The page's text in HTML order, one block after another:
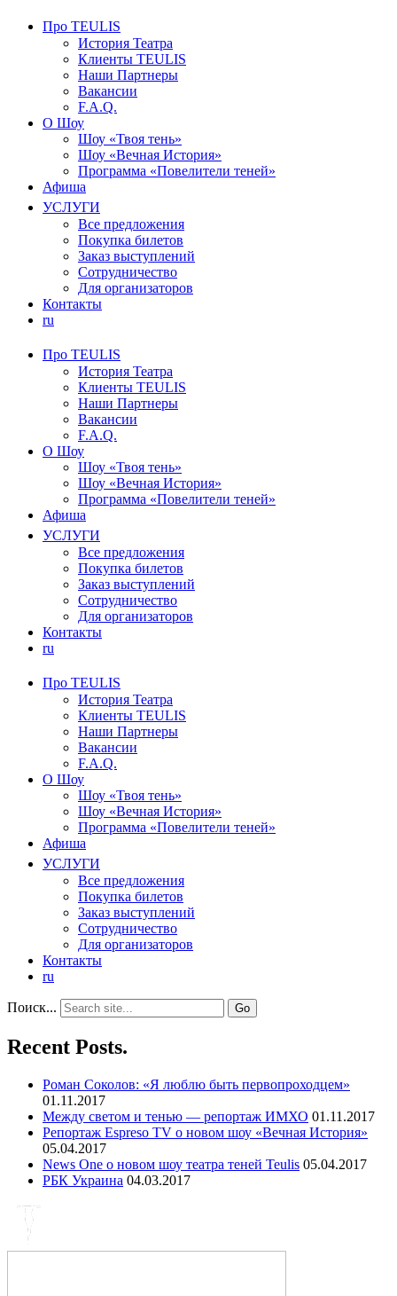
Про TEULIS
История Театра
Клиенты TEULIS
Наши Партнеры
Вакансии
F.A.Q.
О Шоу
Шоу «Твоя тень»
Шоу «Вечная История»
Программа «Повелители теней»
Афиша
УСЛУГИ
Все предложения
Покупка билетов
Заказ выступлений
Сотрудничество
Для организаторов
Контакты
ru
Про TEULIS
История Театра
Клиенты TEULIS
Наши Партнеры
Вакансии
F.A.Q.
О Шоу
Шоу «Твоя тень»
Шоу «Вечная История»
Программа «Повелители теней»
Афиша
УСЛУГИ
Все предложения
Покупка билетов
Заказ выступлений
Сотрудничество
Для организаторов
Контакты
ru
Про TEULIS
История Театра
Клиенты TEULIS
Наши Партнеры
Вакансии
F.A.Q.
О Шоу
Шоу «Твоя тень»
Шоу «Вечная История»
Программа «Повелители теней»
Афиша
УСЛУГИ
Все предложения
Покупка билетов
Заказ выступлений
Сотрудничество
Для организаторов
Контакты
ru
Поиск...
Recent Posts.
Роман Соколов: «Я люблю быть первопроходцем»
01.11.2017
Между светом и тенью — репортаж ИМХО 01.11.2017
Репортаж Espreso TV о новом шоу «Вечная История»
05.04.2017
News One о новом шоу театра теней Teulis 05.04.2017
РБК Украина 04.03.2017